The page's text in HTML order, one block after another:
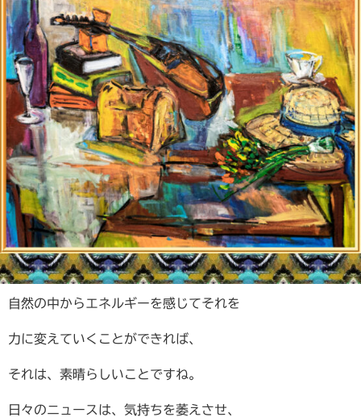
自然の中からエネルギーを感じてそれを
力に変えていくことができれば、
それは、素晴らしいことですね。
日々のニュースは、気持ちを萎えさせ、